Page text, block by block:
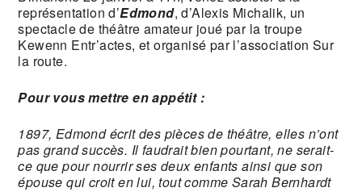
représentation d’Edmond, d’Alexis Michalik, un
spectacle de théâtre amateur joué par la troupe
Kewenn Entr’actes, et organisé par l’association Sur
la route.
Pour vous mettre en appétit :
1897, Edmond écrit des pièces de théâtre, elles n’ont
pas grand succès. Il faudrait bien pourtant, ne serait-
ce que pour nourrir ses deux enfants ainsi que son
épouse qui croit en lui, tout comme Sarah Bernhardt